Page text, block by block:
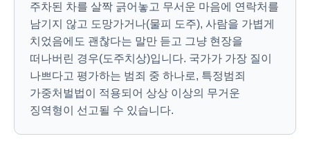
주차된 차를 살짝 긁어놓고 무서운 마음에 연락처를
남기지 않고 도망가거나(물피 도주), 사람을 가볍게
치었음에도 괜찮다는 말만 듣고 그냥 현장을
떠나버린 경우(도주치상)입니다. 국가가 가장 질이
나쁘다고 평가하는 범죄 중 하나로, 특정범죄
가중처벌법이 적용되어 상상 이상의 무거운
징역형이 선고될 수 있습니다.